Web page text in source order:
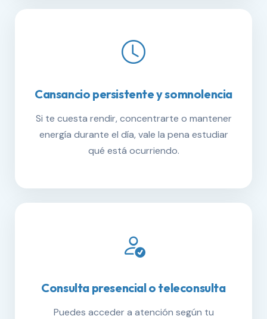
Cansancio persistente y somnolencia
Si te cuesta rendir, concentrarte o mantener
energía durante el día, vale la pena estudiar
qué está ocurriendo.
Consulta presencial o teleconsulta
Puedes acceder a atención según tu